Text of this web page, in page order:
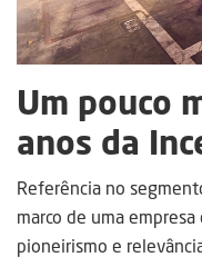
Um pouco
anos da
Referência no
marco de uma
pioneirismo e